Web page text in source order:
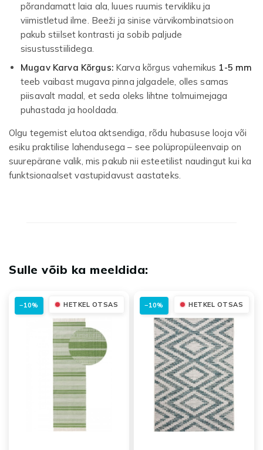
põrandamatt laia ala, luues ruumis tervikliku ja
viimistletud ilme. Beeži ja sinise värvikombinatsioon
pakub stiilset kontrasti ja sobib paljude
sisustusstiilidega.
Mugav Karva Kõrgus:Karva kõrgus vahemikus 1-5 mm
teeb vaibast mugava pinna jalgadele, olles samas
piisavalt madal, et seda oleks lihtne tolmuimejaga
puhastada ja hooldada.
Olgu tegemist elutoa aktsendiga, rõdu hubasuse looja või
esiku praktilise lahendusega – see polüpropüleenvaip on
suurepärane valik, mis pakub nii esteetilist naudingut kui ka
funktsionaalset vastupidavust aastateks.
HETKEL OTSAS
−10% HETKEL OTSAS
−10%